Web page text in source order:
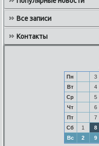
Все записи
Контакты
Пн 3
Вт
4
Ср
5
Чт
6
Пт
7
Сб
1 8
Вс
2 9